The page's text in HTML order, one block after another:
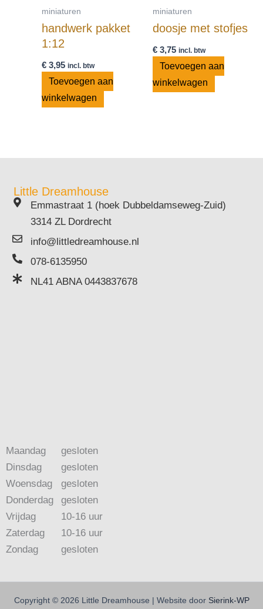
miniaturen
handwerk pakket
1:12
€ 3,95 incl. btw
Toevoegen aan
winkelwagen
miniaturen
doosje met stofjes
€3,75 incl. btw
Toevoegen aan
winkelwagen
Little Dreamhouse
Emmastraat 1 (hoek Dubbeldamseweg-Zuid)
3314 ZL Dordrecht
info@littledreamhouse.nl
078-6135950
NL41 ABNA 0443837678
Maandag
Dinsdag
Woensdag
Donderdag
Vrijdag
Zaterdag
Zondag
gesloten
gesloten
gesloten
gesloten
10-16 uur
10-16 uur
gesloten
Copyright © 2026 Little Dreamhouse | Website door Sierink-WP